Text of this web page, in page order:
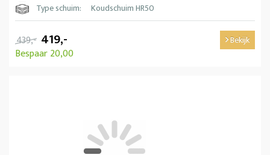
Type schuim:
Koudschuim HR50
439,- 419,-
Bespaar 20,00
Bekijk